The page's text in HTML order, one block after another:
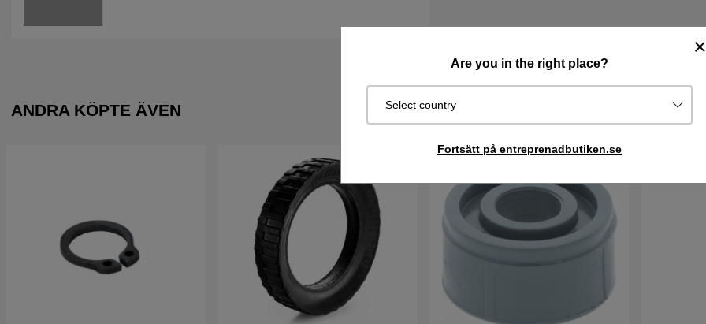
Are you in the right place?
Select country
Fortsätt på entreprenadbutiken.se
ANDRA KÖPTE ÄVEN